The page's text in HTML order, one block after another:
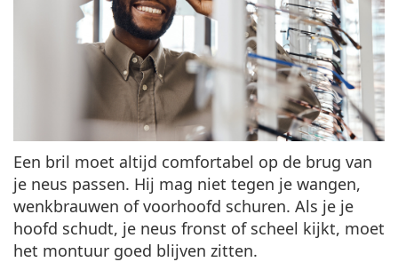
Een bril moet altijd comfortabel op de brug van
je neus passen. Hij mag niet tegen je wangen,
wenkbrauwen of voorhoofd schuren. Als je je
hoofd schudt, je neus fronst of scheel kijkt, moet
het montuur goed blijven zitten.